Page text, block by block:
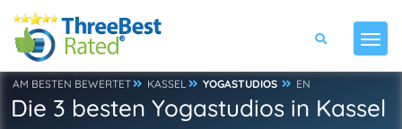
AM BESTEN BEWERTET KASSEL YOGASTUDIOS EN
Die 3 besten Yogastudios in Kassel